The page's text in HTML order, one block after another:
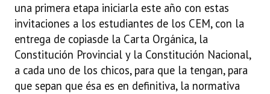
una primera etapa iniciarla este año con estas
invitaciones a los estudiantes de los CEM, con la
entrega de copiasde la Carta Orgánica, la
Constitución Provincial y la Constitución Nacional,
a cada uno de los chicos, para que la tengan, para
que sepan que ésa es en definitiva, la normativa